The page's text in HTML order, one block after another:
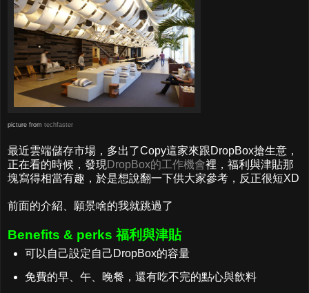
picture from techfaster
最近雲端儲存市場，多出了Copy這家來跟DropBox搶生意，
正在看的時候，發現 DropBox的工作機會裡，福利與津貼那
塊寫得相當有趣，於是想說翻一下供大家參考，反正很短XD
前面的介紹、願景啥的我就跳過了
Benefits & perks 福利與津貼
可以自己設定自己DropBox的容量
免費的早、午、晚餐，還有吃不完的點心與飲料